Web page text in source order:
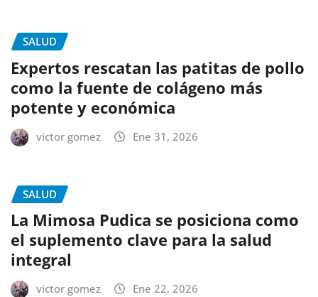
SALUD
Expertos rescatan las patitas de pollo
como la fuente de colágeno más
potente y económica
victor gomez Ene 31, 2026
SALUD
La Mimosa Pudica se posiciona como
el suplemento clave para la salud
integral
victor gomez Ene 22, 2026